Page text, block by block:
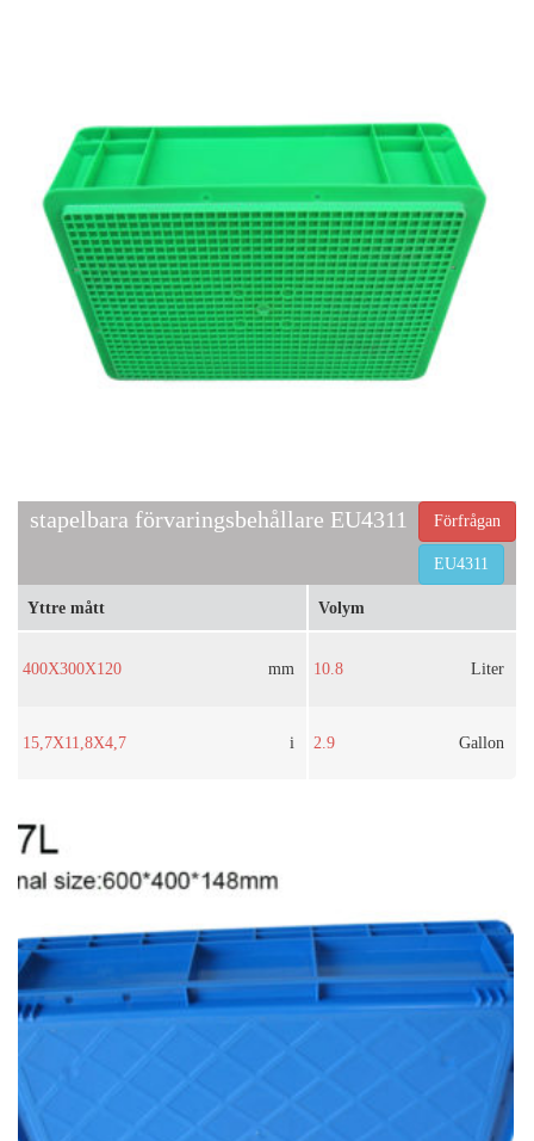
stapelbara förvaringsbehållare EU4311 Förfrågan
EU4311
Yttre mått
400X300X120 mm
15,7X11,8X4,7 i
Volym
10.8 Liter
2.9 Gallon